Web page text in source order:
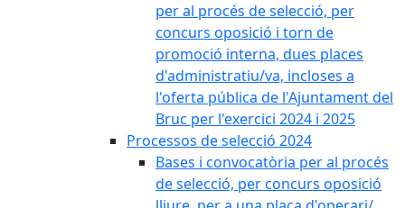
per al procés de selecció, per
concurs oposició i torn de
promoció interna, dues places
d'administratiu/va, incloses a
l'oferta pública de l'Ajuntament del
Bruc per l'exercici 2024 i 2025
Processos de selecció 2024
Bases i convocatòria per al procés
de selecció, per concurs oposició